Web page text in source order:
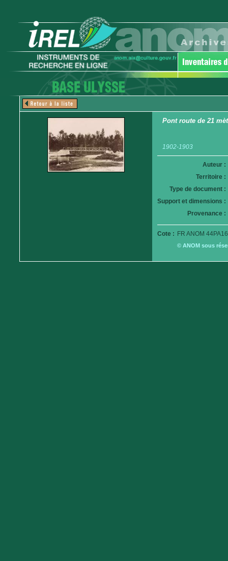
Pont route de 21
1902-1903
Auteur :
Territoire :
Type de document :
Support et dimensions :
Provenance :
Cote : FR ANOM
© ANOM sous